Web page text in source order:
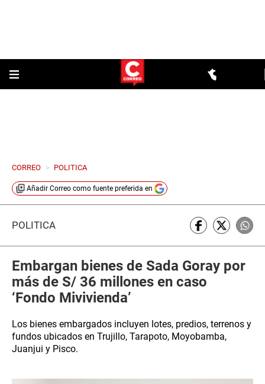
CORREO > POLITICA
Añadir Correo como fuente preferida en
POLÍTICA
Embargan bienes de Sada Goray por
más de S/ 36 millones en caso
‘Fondo Mivivienda’
Los bienes embargados incluyen lotes, predios, terrenos y
fundos ubicados en Trujillo, Tarapoto, Moyobamba,
Juanjui y Pisco.